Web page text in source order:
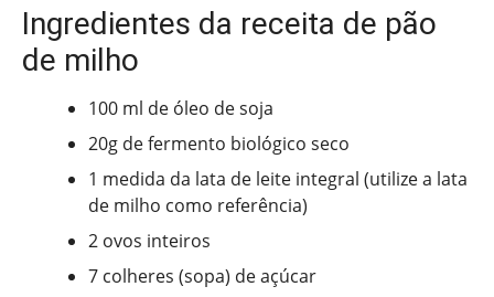
Ingredientes da receita de pão
de milho
100 ml de óleo de soja
20g de fermento biológico seco
1 medida da lata de leite integral (utilize a lata
de milho como referência)
2 ovos inteiros
7 colheres (sopa) de açúcar